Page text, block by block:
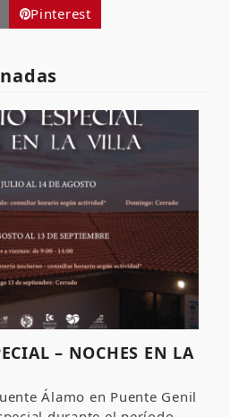
Pinterest
– NOCHES EN LA
Álamo en Puente Genil